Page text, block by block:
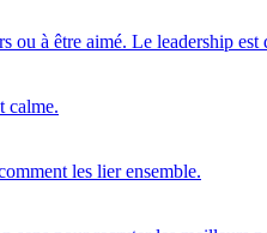
ou à être aimé. Le leadership
calme.
les lier ensemble.